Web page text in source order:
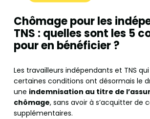
Chômage pour les
TNS : quelles sont les 5
pour en bénéficier ?
Les travailleurs indépendants et TNS
certaines conditions ont désormais le
une indemnisation au titre de
chômage, sans avoir à s’acquitter de
supplémentaires.